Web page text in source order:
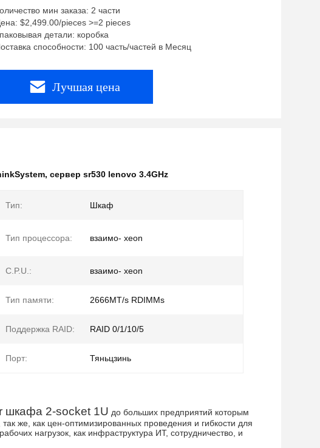
мин заказа: 2 части
$2,499.00/pieces >=2 pieces
детали: коробка
способности: 100 часть/частей в Месяц
Лучшая цена
, сервер sr530 lenovo 3.4GHz
Тип: Шкаф
Тип процессора: взаимо- xeon
C.P.U.: взаимо- xeon
Тип памяти: 2666MT/s RDIMMs
Поддержка RAID: RAID 0/1/10/5
Порт: Тяньцзинь
шкафа 2-socket 1U до больших предприятий которым
же, как цен-оптимизированных проведения и гибкости для
нагрузок, как инфраструктура ИТ, сотрудничество, и